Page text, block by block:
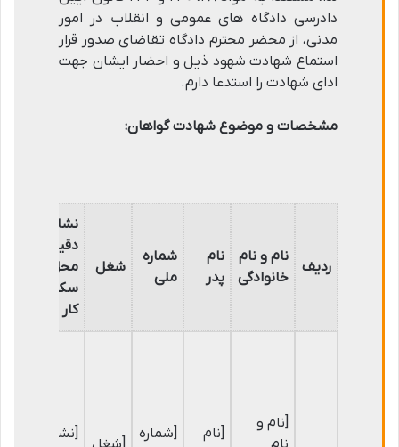
دادرسی دادگاه های عمومی و انقلاب در امور
مدنی، از محضر محترم دادگاه تقاضای صدور قرار
استماع شهادت شهود ذیل و احضار ایشان جهت
ادای شهادت را استدعا دارم.
مشخصات و موضوع شهادت گواهان:
ردیف
نام و نام
خانوادگی
نام
پدر
شماره
ملی
شغل
نشانی
دقیق
محل
سکونت/
کار
[نام و
[نام
[شماره
[نشانی